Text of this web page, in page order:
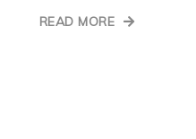
READ MORE